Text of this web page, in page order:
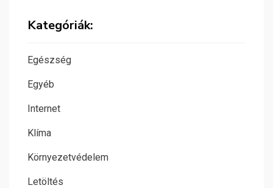
Kategóriák:
Egészség
Egyéb
Internet
Klíma
Környezetvédelem
Letöltés